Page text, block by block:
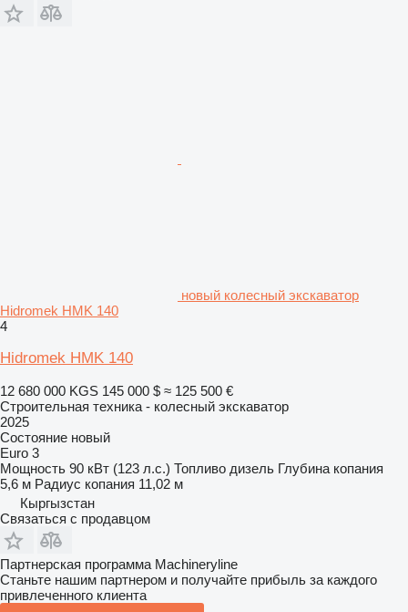
новый колесный экскаватор
Hidromek HMK 140
4
Hidromek HMK 140
12 680 000 KGS 145 000 $ ≈ 125 500 €
Строительная техника - колесный экскаватор
2025
Состояние новый
Euro 3
Мощность 90 кВт (123 л.с.) Топливо дизель Глубина копания
5,6 м Радиус копания 11,02 м
Кыргызстан
Связаться с продавцом
Партнерская программа Machineryline
Станьте нашим партнером и получайте прибыль за каждого
привлеченного клиента